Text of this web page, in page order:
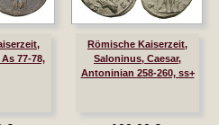
77-78,
Römische Kaiserzeit,
Saloninus, Caesar,
Antoninian 258-260, ss+